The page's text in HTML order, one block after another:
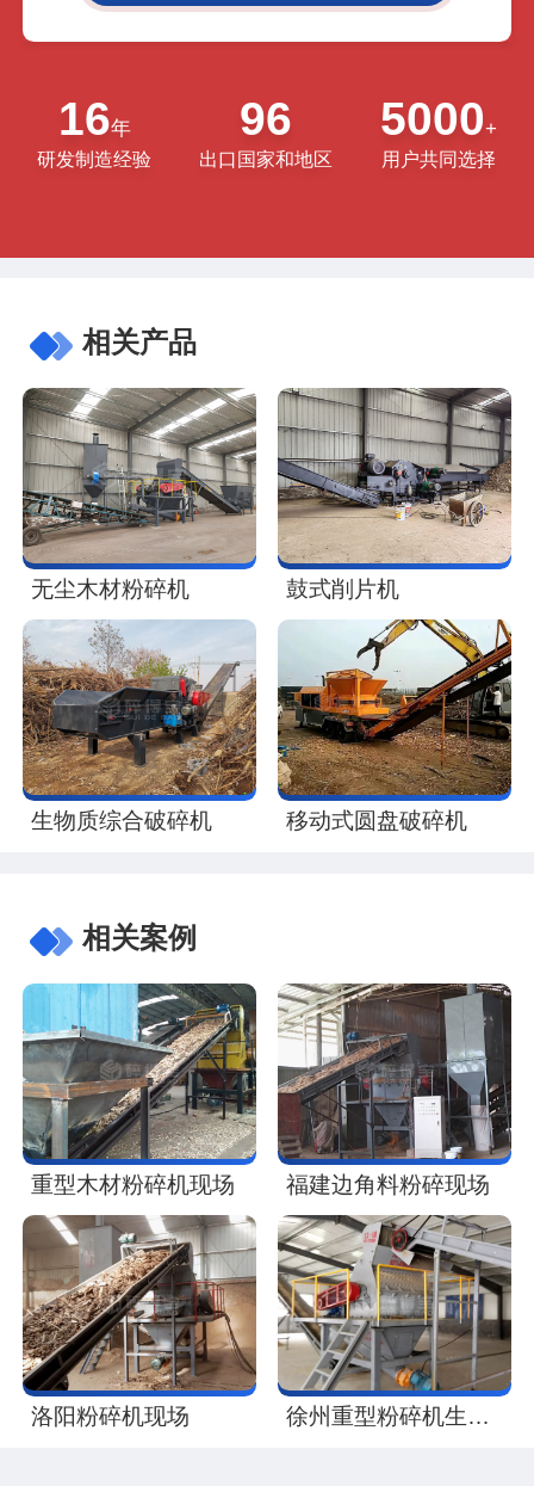
16年
研发制造经验
96
出口国家和地区
5000+
用户共同选择
相关产品
无尘木材粉碎机 鼓式削片机
生物质综合破碎机 移动式圆盘破碎机
相关案例
重型木材粉碎机现场 福建边角料粉碎现场
洛阳粉碎机现场 徐州重型粉碎机生产线现场